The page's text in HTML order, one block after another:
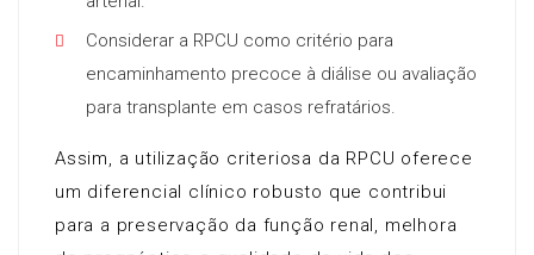
Considerar a RPCU como critério para
encaminhamento precoce à diálise ou avaliação
para transplante em casos refratários.
Assim, a utilização criteriosa da RPCU oferece
um diferencial clínico robusto que contribui
para a preservação da função renal, melhora